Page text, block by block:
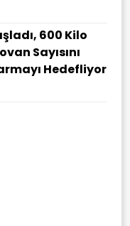
600 Kilo
Sayısını
Hedefliyor